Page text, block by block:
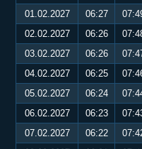
01.02.2027
06:27
02.02.2027
06:26
03.02.2027
06:26
04.02.2027
06:25
05.02.2027
06:24
06.02.2027
06:23
07.02.2027
06:22